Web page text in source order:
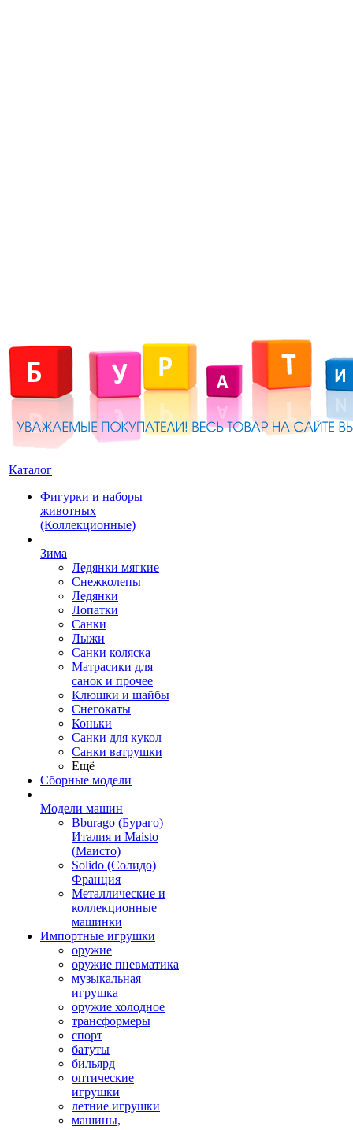
Каталог
Фигурки и наборы
животных
(Коллекционные)
Зима
Ледянки мягкие
Снежколепы
Ледянки
Лопатки
Санки
Лыжи
Санки коляска
Матрасики для
санок и прочее
Клюшки и шайбы
Снегокаты
Коньки
Санки для кукол
Санки ватрушки
Ещё
Сборные модели
Модели машин
Bburago (Бураго)
Италия и Maisto
(Маисто)
Solido (Солидо)
Франция
Металлические и
коллекционные
машинки
Импортные игрушки
оружие
оружие пневматика
музыкальная
игрушка
оружие холодное
трансформеры
спорт
батуты
бильярд
оптические
игрушки
летние игрушки
машины,